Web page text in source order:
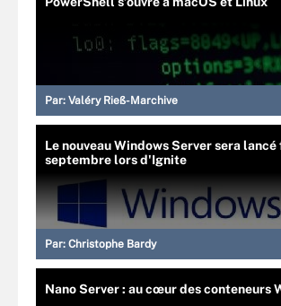
Par: Valéry Rieß-Marchive
Le nouveau Windows Server sera lancé
septembre lors d'Ignite
Par: Christophe Bardy
Nano Server : au cœur des conteneurs